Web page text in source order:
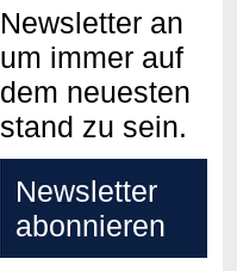
Newsletter an
um immer auf
dem neuesten
stand zu sein.
Newsletter
abonnieren